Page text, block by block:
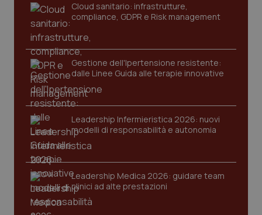
Cloud sanitario: infrastrutture,
compliance, GDPR e Risk management
Gestione dell'Ipertensione resistente:
dalle Linee Guida alle terapie innovative
Leadership Infermieristica 2026: nuovi
modelli di responsabilità e autonomia
Leadership Medica 2026: guidare team
clinici ad alte prestazioni
tracking-sites-ironfish-
tracking-enable
www.quotidianosanita.it